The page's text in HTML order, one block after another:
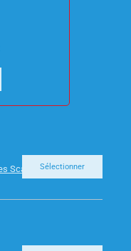
Scarabees 97300
Sélectionner